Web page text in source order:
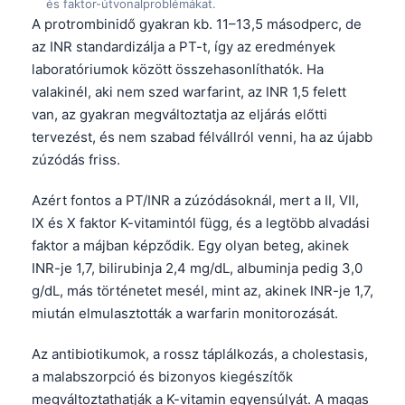
és faktor-útvonalproblémákat.
A protrombinidő gyakran kb. 11–13,5 másodperc, de
az INR standardizálja a PT-t, így az eredmények
laboratóriumok között összehasonlíthatók. Ha
valakinél, aki nem szed warfarint, az INR 1,5 felett
van, az gyakran megváltoztatja az eljárás előtti
tervezést, és nem szabad félvállról venni, ha az újabb
zúzódás friss.
Azért fontos a PT/INR a zúzódásoknál, mert a II, VII,
IX és X faktor K-vitamintól függ, és a legtöbb alvadási
faktor a májban képződik. Egy olyan beteg, akinek
INR-je 1,7, bilirubinja 2,4 mg/dL, albuminja pedig 3,0
g/dL, más történetet mesél, mint az, akinek INR-je 1,7,
miután elmulasztották a warfarin monitorozását.
Az antibiotikumok, a rossz táplálkozás, a cholestasis,
a malabszorpció és bizonyos kiegészítők
megváltoztathatják a K-vitamin egyensúlyát. A magas
Қазақ тілі
Suomi
Slovenčina
كوردی‎
پښتو
سنڌي
অসমীয়া
Galego
Latviešu valoda
Македонски јазик
Euskara